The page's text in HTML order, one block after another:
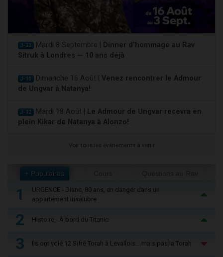
J-33 Mardi 8 Septembre |
Dinner d'hommage au Rav
Sitruk à Londres — 10 ans déjà
J-10 Dimanche 16 Août | Venez rencontrer le Admour
de Ungvar à Natanya!
J-12 Mardi 18 Août |
Le Admour de Ungvar recevra en
plein Kikar de Natanya à Alonzo!
Voir tous les événements à venir
+ Populaires
1
URGENCE - Diane, 80 ans, en danger dans un
appartement insalubre
2 Histoire - À bord du Titanic
3 Ils ont volé 12 Sifré Torah à Levallois… mais pas la Torah